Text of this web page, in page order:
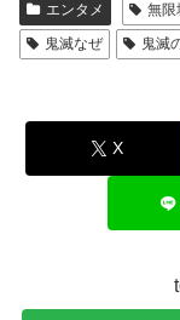
エンタメ 無限
鬼滅なぜ
鬼滅
X